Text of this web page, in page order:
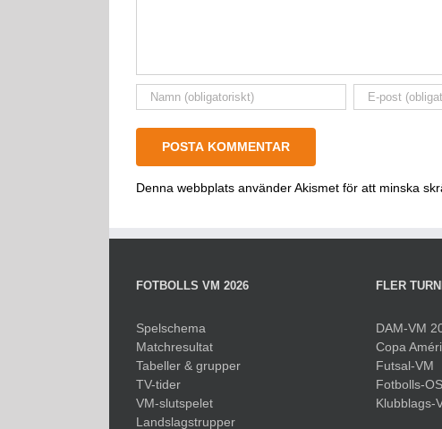
Denna webbplats använder Akismet för att minska
FOTBOLLS VM 2026
Spelschema
Matchresultat
Tabeller & grupper
TV-tider
VM-slutspelet
Landslagstrupper
FLER
DAM-VM
Copa
Futsal-VM
Fotbolls-OS
Klubblags-